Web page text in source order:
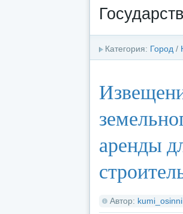
Категория: Город /
аренды
Автор: